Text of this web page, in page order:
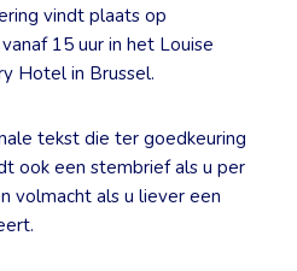
vindt plaats op
vanaf 15 uur in het Louise
Hotel in Brussel.
tekst die ter goedkeuring
ook een stembrief als u per
volmacht als u liever een